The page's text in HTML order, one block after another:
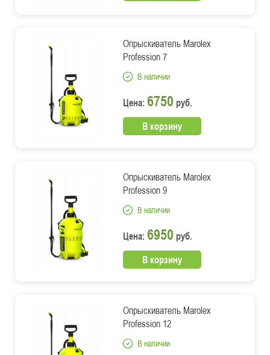
Опрыскиватель Marolex
Profession 7
В наличии
Цена: 6750 руб.
В корзину
Опрыскиватель Marolex
Profession 9
В наличии
Цена: 6950 руб.
В корзину
Опрыскиватель Marolex
Profession 12
В наличии